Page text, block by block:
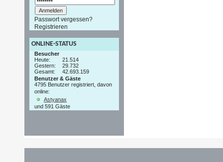
Passwort vergessen?
Registrieren
ONLINE-STATUS
Besucher
Heute:
21.514
Gestern:
29.732
Gesamt:
42.693.159
Benutzer & Gäste
4795 Benutzer registriert, davon
online:
Astyanax
und 591 Gäste